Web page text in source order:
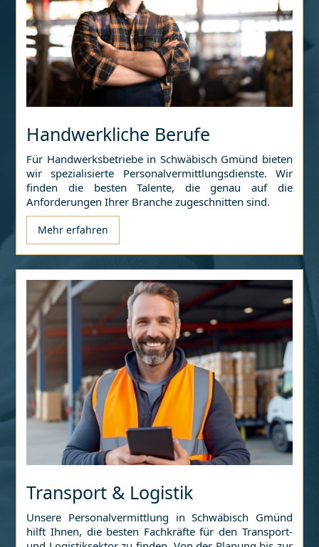
Handwerkliche Berufe
Für Handwerksbetriebe in Schwäbisch Gmünd bieten
wir spezialisierte Personalvermittlungsdienste. Wir
finden die besten Talente, die genau auf die
Anforderungen Ihrer Branche zugeschnitten sind.
Mehr erfahren
Transport & Logistik
Unsere Personalvermittlung inSchwäbisch Gmünd
hilft Ihnen, die besten Fachkräfte für den Transport-